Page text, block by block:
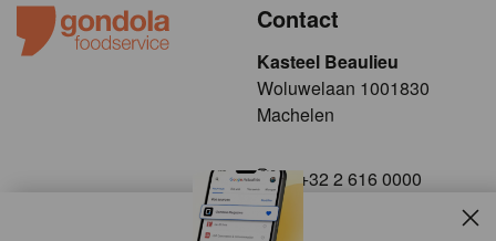
Contact
Kasteel Beaulieu
​​​Woluwelaan 1001830
Machelen
+32 2 616 0000